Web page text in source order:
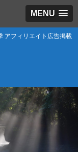
MENU
アフィリエイト広告掲載